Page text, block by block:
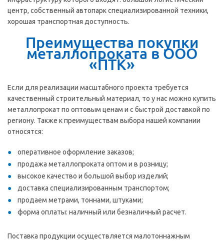
центр, собственный автопарк специализированной техники,
хорошая транспортная доступность.
Преимущества покупки
металлопроката в ООО
«ПТК»
Если для реализации масштабного проекта требуется
качественный строительный материал, то у нас можно купить
металлопрокат по оптовым ценам и с быстрой доставкой по
региону. Также к преимуществам выбора нашей компании
относятся:
оперативное оформление заказов;
продажа металлопроката оптом и в розницу;
высокое качество и большой выбор изделий;
доставка специализированным транспортом;
продаем метрами, тоннами, штуками;
форма оплаты: наличный или безналичный расчет.
Поставка продукции осуществляется малотоннажным